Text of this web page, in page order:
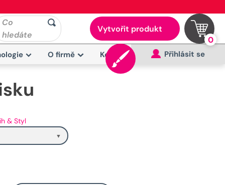
Co
hledáte
Vytvořit produkt
0
O firmě Kontakt Přihlásit se
& Styl